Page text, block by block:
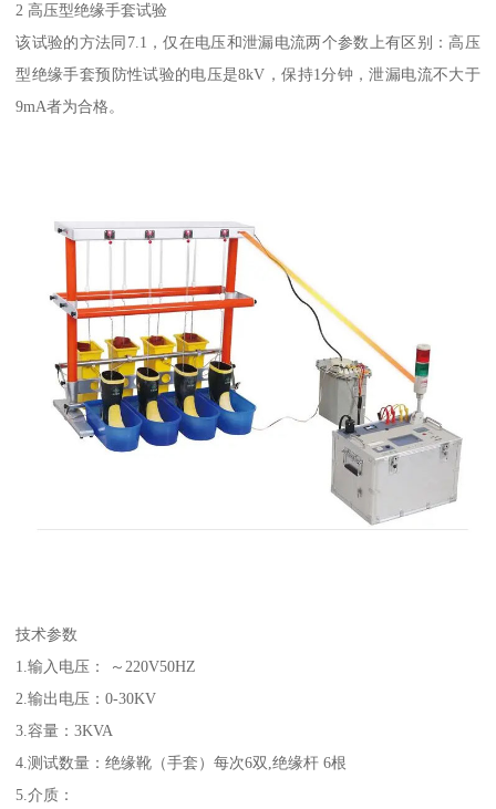
2 高压型绝缘手套试验
该试验的方法同7.1，仅在电压和泄漏电流两个参数上有区别：高压
型绝缘手套预防性试验的电压是8kV，保持1分钟，泄漏电流不大于
9mA者为合格。
技术参数
1.输入电压： ～220V50HZ
2.输出电压：0-30KV
3.容量：3KVA
4.测试数量：绝缘靴（手套）每次6双,绝缘杆 6根
5.介质：